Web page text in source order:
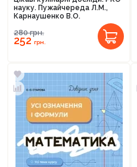
науку. Пужайчереда Л.М.,
Карнаушенко В.О.
280грн.
252грн.